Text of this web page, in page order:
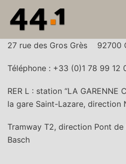
Aller
au
contenu
27 rue des Gros Grès 92700
Téléphone : +33 (0)1 78 99 12
RER L : station “LA GARENNE
la gare Saint-Lazare, direction
Tramway T2, direction Pont
Basch